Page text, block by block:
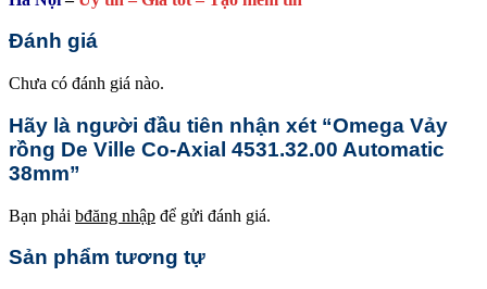
Đánh giá
Chưa có đánh giá nào.
Hãy là người đầu tiên nhận xét “Omega Vảy
rồng De Ville Co-Axial 4531.32.00 Automatic
38mm”
Bạn phải bđăng nhập để gửi đánh giá.
Sản phẩm tương tự